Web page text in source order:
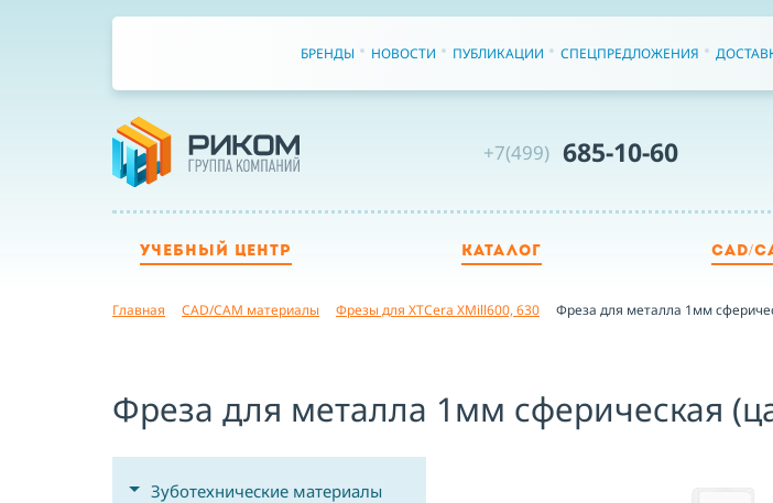
БРЕНДЫ НОВОСТИ ПУБЛИКАЦИИ СПЕЦПРЕДЛОЖЕНИЯ
+7(499) 685-10-60
УЧЕБНЫЙ ЦЕНТР КАТАЛОГ CAD/
Главная CAD/CAM материалы Фрезы для XTCera XMill600, 630 Фреза для металла 1мм
Фреза для металла 1мм сферическая
Зуботехнические материалы